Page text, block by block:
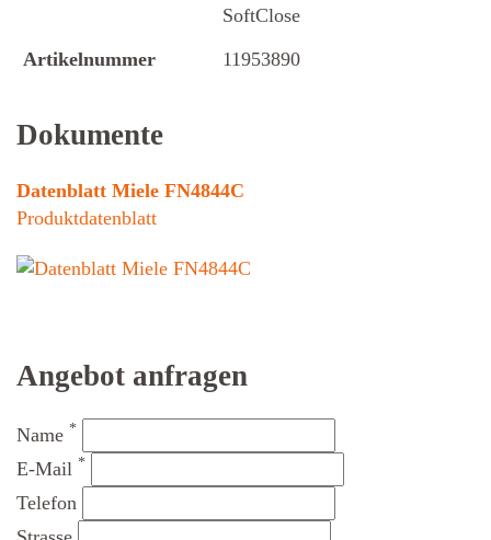
SoftClose
Artikelnummer
11953890
Dokumente
Datenblatt Miele FN4844C
Produktdatenblatt
Angebot anfragen
Name *
E-Mail *
Telefon